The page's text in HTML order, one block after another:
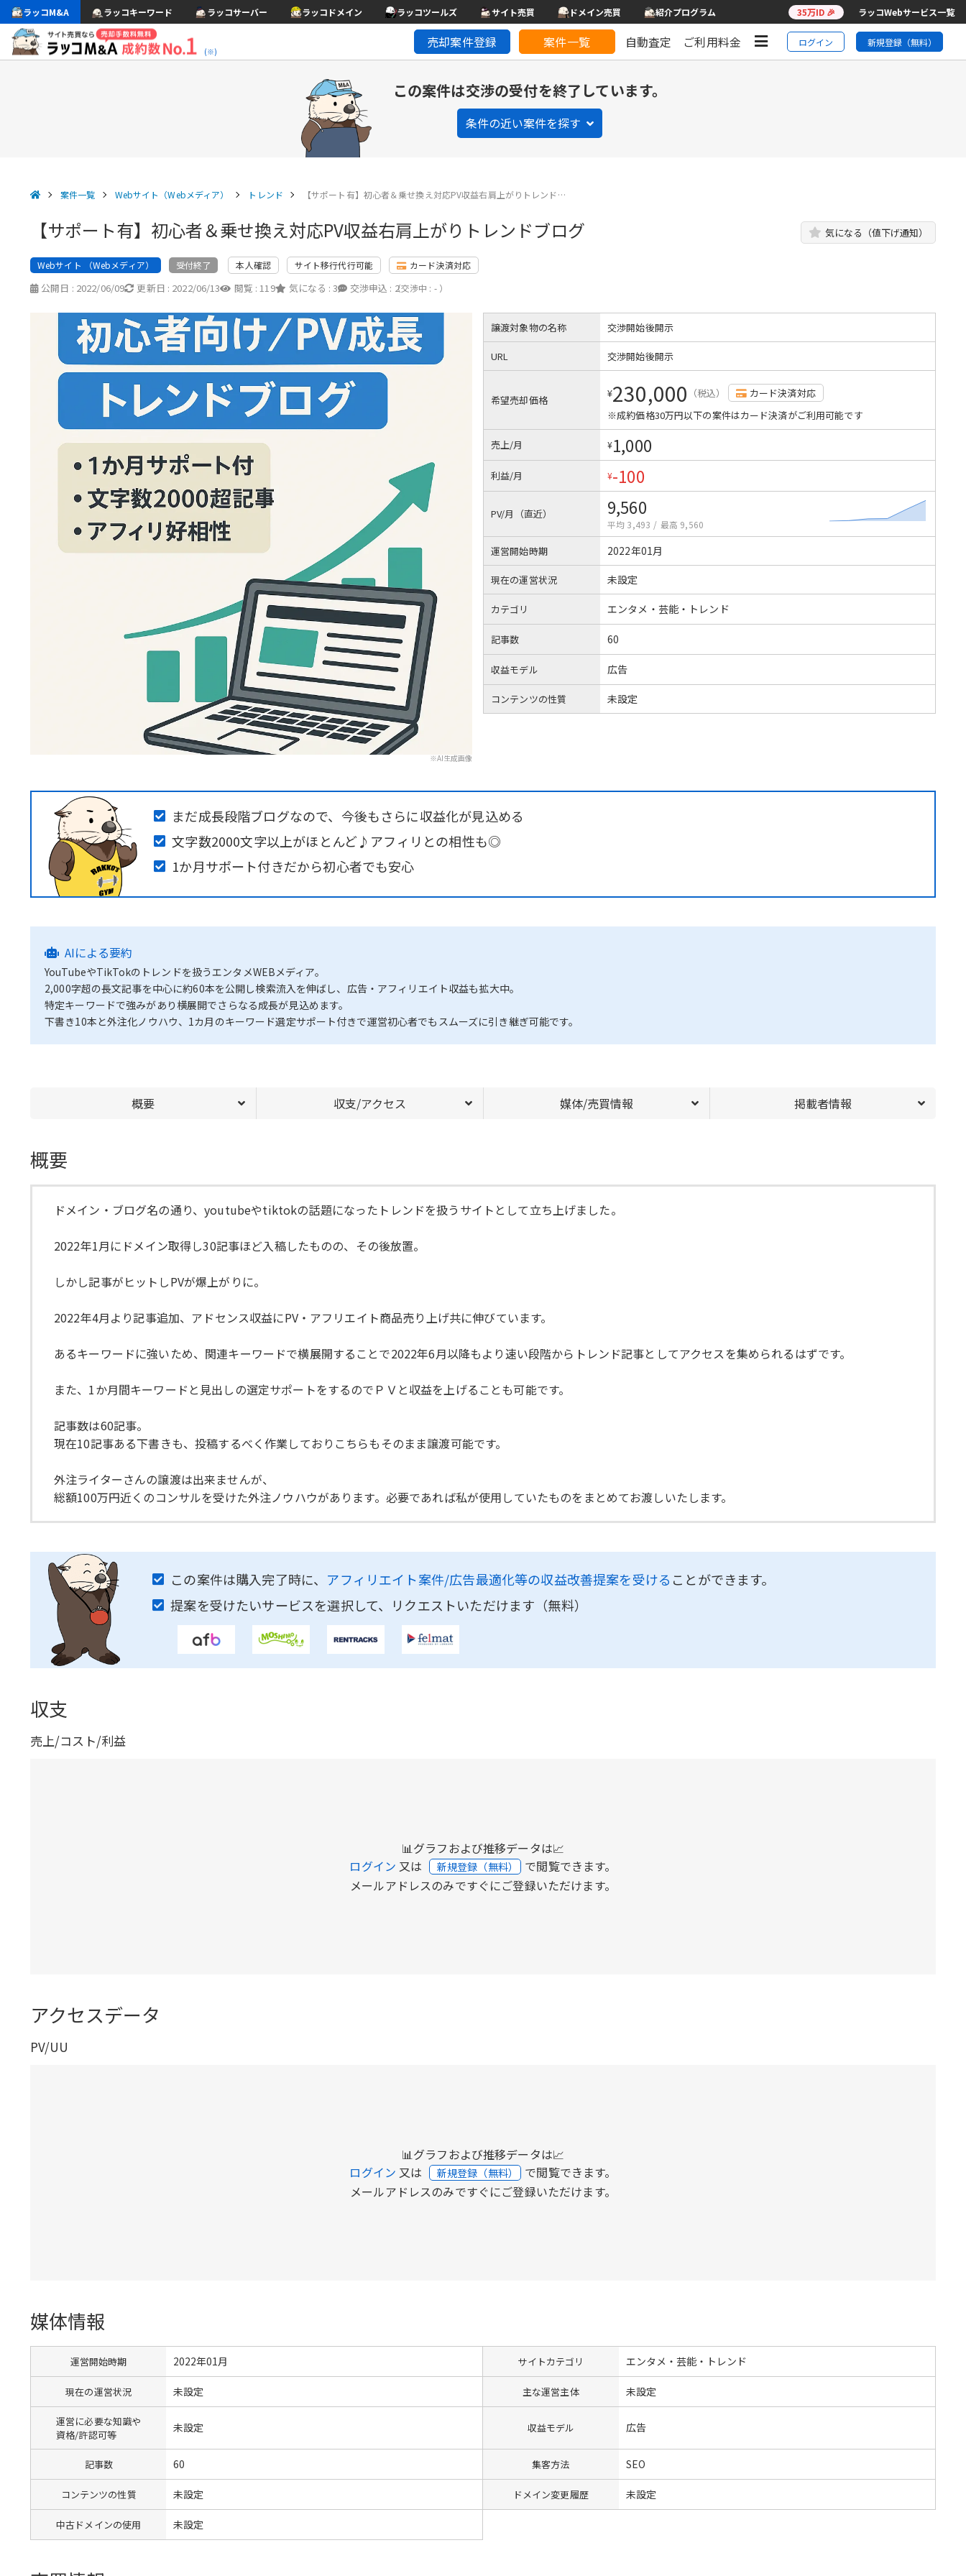
ラッコM&A ラッコキーワード ラッコサーバー ラッコドメイン ラッコツールズ サイト売買 ドメイン売買 紹介プログラム 35万ID 🎉 ラッコWebサービス一覧
(※)
売却案件登録 案件一覧 自動査定 ご利用料金 ログイン 新規登録（無料）
この案件は交渉の受付を終了しています。
条件の近い案件を探す
案件一覧 Webサイト（Webメディア） トレンド 【サポート有】初心者＆乗せ換え対応PV収益右肩上がりトレンド…
【サポート有】初心者＆乗せ換え対応PV収益右肩上がりトレンドブログ 気になる（値下げ通知）
Webサイト （Webメディア） 受付終了 本人確認 サイト移行代行可能 カード決済対応
公開日 : 2022/06/09 更新日 : 2022/06/13 閲覧 : 119 気になる : 3 交渉申込 : 2
（交渉中 : - ）
※AI生成画像
譲渡対象物の名称 交渉開始後開示
URL 交渉開始後開示
希望売却価格 ¥230,000 （税込）
カード決済対応
※成約価格30万円以下の案件はカード決済がご利用可能です
売上/月 ¥1,000
利益/月 ¥-100
PV/月（直近） 9,560
平均 3,493 / 最高 9,560
運営開始時期 2022年01月
現在の運営状況 未設定
カテゴリ エンタメ・芸能・トレンド
記事数 60
収益モデル 広告
コンテンツの性質 未設定
まだ成長段階ブログなので、今後もさらに収益化が見込める
文字数2000文字以上がほとんど♪アフィリとの相性も◎
1か月サポート付きだから初心者でも安心
AIによる要約
YouTubeやTikTokのトレンドを扱うエンタメWEBメディア。
2,000字超の長文記事を中心に約60本を公開し検索流入を伸ばし、広告・アフィリエイト収益も拡大中。
特定キーワードで強みがあり横展開でさらなる成長が見込めます。
下書き10本と外注化ノウハウ、1カ月のキーワード選定サポート付きで運営初心者でもスムーズに引き継ぎ可能です。
概要 収支/アクセス 媒体/売買情報 掲載者情報
概要
ドメイン・ブログ名の通り、youtubeやtiktokの話題になったトレンドを扱うサイトとして立ち上げました。
2022年1月にドメイン取得し30記事ほど入稿したものの、その後放置。
しかし記事がヒットしPVが爆上がりに。
2022年4月より記事追加、アドセンス収益にPV・アフリエイト商品売り上げ共に伸びています。
あるキーワードに強いため、関連キーワードで横展開することで2022年6月以降もより速い段階からトレンド記事としてアクセスを集められるはずです。
また、1か月間キーワードと見出しの選定サポートをするのでＰＶと収益を上げることも可能です。
記事数は60記事。
現在10記事ある下書きも、投稿するべく作業しておりこちらもそのまま譲渡可能です。
外注ライターさんの譲渡は出来ませんが、
総額100万円近くのコンサルを受けた外注ノウハウがあります。必要であれば私が使用していたものをまとめてお渡しいたします。
この案件は購入完了時に、 アフィリエイト案件/広告最適化等の収益改善提案を受ける ことができます。
提案を受けたいサービスを選択して、リクエストいただけます（無料）
収支
売上/コスト/利益
📊グラフおよび推移データは📈
ログイン 又は 新規登録（無料） で閲覧できます。
メールアドレスのみですぐにご登録いただけます。
アクセスデータ
PV/UU
📊グラフおよび推移データは📈
ログイン 又は 新規登録（無料） で閲覧できます。
メールアドレスのみですぐにご登録いただけます。
媒体情報
運営開始時期 2022年01月 サイトカテゴリ エンタメ・芸能・トレンド
現在の運営状況 未設定 主な運営主体 未設定
運営に必要な知識や
資格/許認可等
未設定 収益モデル 広告
記事数 60 集客方法 SEO
コンテンツの性質 未設定 ドメイン変更履歴 未設定
中古ドメインの使用 未設定